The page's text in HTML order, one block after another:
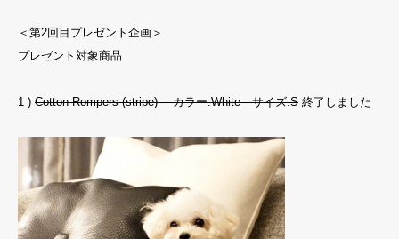
＜第2回目プレゼント企画＞
プレゼント対象商品
1 ) Cotton Rompers (stripe) カラー:White サイズ:S 終了しました